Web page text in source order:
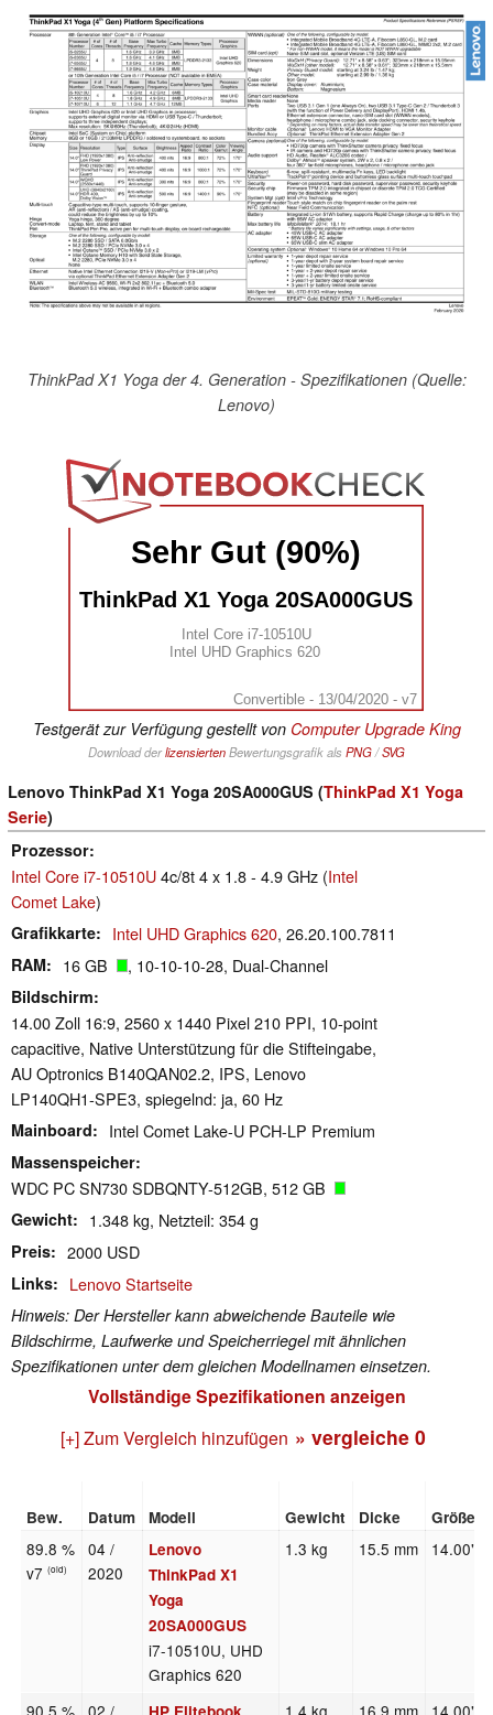
ThinkPad X1 Yoga der 4. Generation - Spezifikationen (Quelle:
Lenovo)
Sehr Gut (90%)
ThinkPad X1 Yoga 20SA000GUS
Intel Core i7-10510U
Intel UHD Graphics 620
Convertible - 13/04/2020 - v7
Testgerät zur Verfügung gestellt von Computer Upgrade King
Download derlizensiertenBewertungsgrafik als PNG/SVG
Lenovo ThinkPad X1 Yoga 20SA000GUS (ThinkPad X1 Yoga
Serie)
Prozessor
Intel Core i7-10510U4c/8t 4 x 1.8 - 4.9 GHz (Intel
Comet Lake)
Grafikkarte Intel UHD Graphics 620, 26.20.100.7811
RAM 16 GB , 10-10-10-28, Dual-Channel
Bildschirm
14.00 Zoll 16:9, 2560 x 1440 Pixel 210 PPI, 10-point
capacitive, Native Unterstützung für die Stifteingabe,
AU Optronics B140QAN02.2, IPS, Lenovo
LP140QH1-SPE3, spiegelnd: ja, 60 Hz
Mainboard Intel Comet Lake-U PCH-LP Premium
Massenspeicher
WDC PC SN730 SDBQNTY-512GB, 512 GB
Gewicht 1.348 kg, Netzteil: 354 g
Preis 2000 USD
Links Lenovo Startseite
Hinweis: Der Hersteller kann abweichende Bauteile wie
Bildschirme, Laufwerke und Speicherriegel mit ähnlichen
Spezifikationen unter dem gleichen Modellnamen einsetzen.
Vollständige Spezifikationen anzeigen
[+] Zum Vergleich hinzufügen » vergleiche 0
Bew. Datum Modell Gewicht Dicke Größe
89.8 %
v7(old)
04 /
2020
Lenovo
ThinkPad X1
Yoga
20SA000GUS
i7-10510U, UHD
Graphics 620
1.3 kg 15.5 mm 14.00"